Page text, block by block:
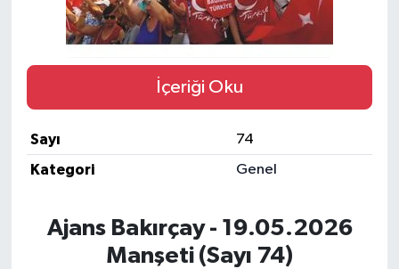
İçeriği Oku
Sayı
74
Kategori
Genel
Ajans Bakırçay - 19.05.2026
Manşeti (Sayı 74)